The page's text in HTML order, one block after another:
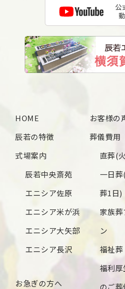
HOME
辰若の特徴
式場案内
辰若中央斎苑
エニシア佐原
エニシア米が浜
エニシア大矢部
エニシア長沢
お急ぎの方へ
お客様の
葬儀費用
直葬(
一日
葬1日)
家族葬
ン
福祉葬
福利厚
のご葬